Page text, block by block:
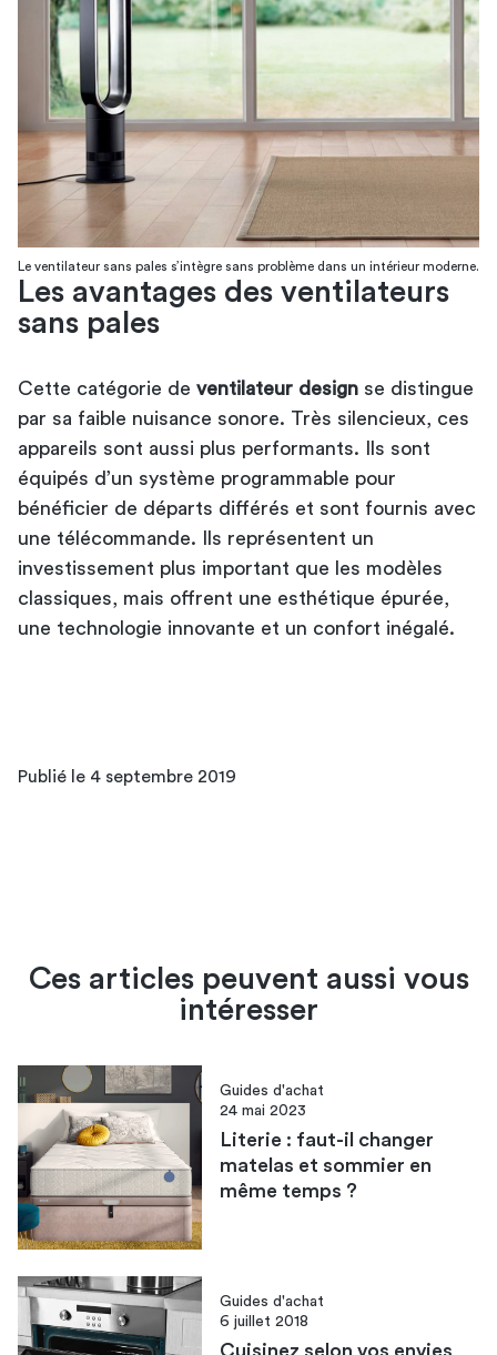
Le ventilateur sans pales s’intègre sans problème dans un intérieur moderne.
Les avantages des ventilateurs
sans pales
Cette catégorie de ventilateur design se distingue
par sa faible nuisance sonore. Très silencieux, ces
appareils sont aussi plus performants. Ils sont
équipés d’un système programmable pour
bénéficier de départs différés et sont fournis avec
une télécommande. Ils représentent un
investissement plus important que les modèles
classiques, mais offrent une esthétique épurée,
une technologie innovante et un confort inégalé.
Publié le 4 septembre 2019
Ces articles peuvent aussi vous
intéresser
Guides d'achat
24 mai 2023
Literie : faut-il changer
matelas et sommier en
même temps ?
Guides d'achat
6 juillet 2018
Cuisinez selon vos envies